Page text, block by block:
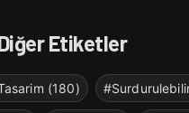
Etiketler
(180)